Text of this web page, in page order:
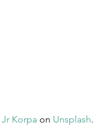
Jr Korpa on Unsplash.